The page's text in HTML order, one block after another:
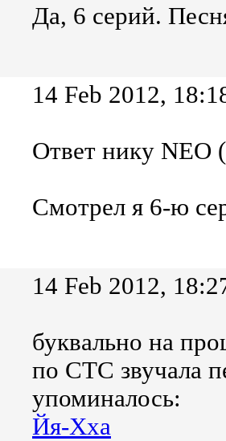
Да, 6 серий.
14 Feb 2012,
Ответ нику
Смотрел я 6-ю
14 Feb 2012,
буквально на
по СТС звучала
упоминалось:
Йя-Хха